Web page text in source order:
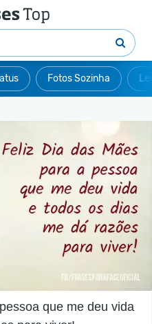
Fotos Sozinha
que me deu vida